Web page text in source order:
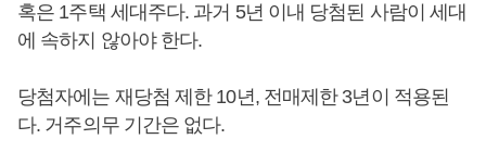
혹은 1주택 세대주다. 과거 5년 이내 당첨된 사람이 세대
에 속하지 않아야 한다.
당첨자에는 재당첨 제한 10년, 전매제한 3년이 적용된
다. 거주의무 기간은 없다.